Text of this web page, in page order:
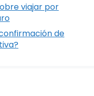
viajar por
de